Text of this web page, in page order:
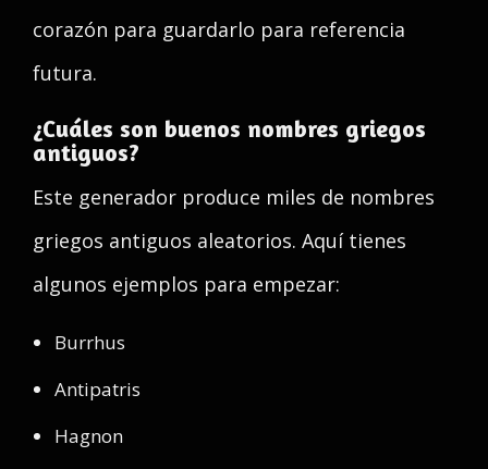
corazón para guardarlo para referencia
futura.
¿Cuáles son buenos nombres griegos
antiguos?
Este generador produce miles de nombres
griegos antiguos aleatorios. Aquí tienes
algunos ejemplos para empezar:
Burrhus
Antipatris
Hagnon